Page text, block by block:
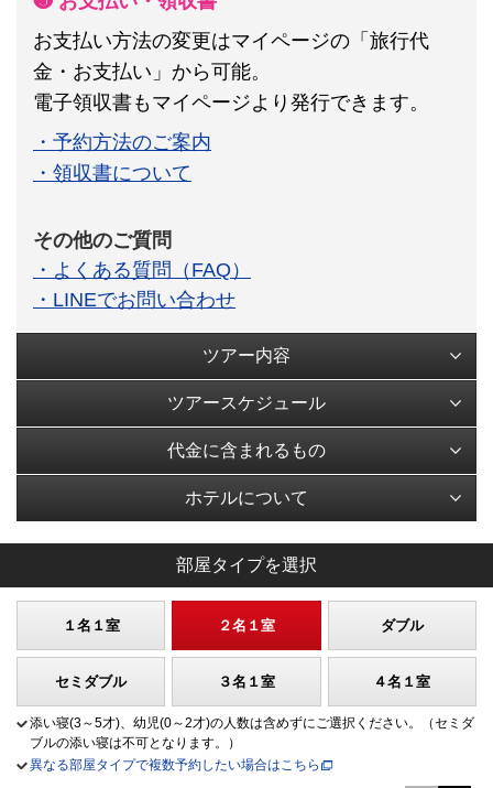
お支払い方法の変更はマイページの「旅行代
金・お支払い」から可能。
電子領収書もマイページより発行できます。
・予約方法のご案内
・領収書について
その他のご質問
・よくある質問（FAQ）
・LINEでお問い合わせ
ツアー内容
ツアースケジュール
代金に含まれるもの
ホテルについて
部屋タイプを選択
１名１室 ２名１室 ダブル
セミダブル ３名１室 ４名１室
添い寝(3～5才)、幼児(0～2才)の人数は含めずにご選択ください。（セミダ
ブルの添い寝は不可となります。）
異なる部屋タイプで複数予約したい場合はこちら